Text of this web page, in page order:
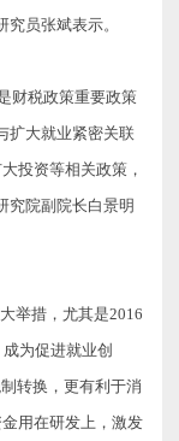
员张斌表示。
财税政策重要政策
扩大就业紧密关联
投资等相关政策，
究院副院长白景明
举措，尤其是2016
为促进就业创
转换，更有利于消
用在研发上，激发